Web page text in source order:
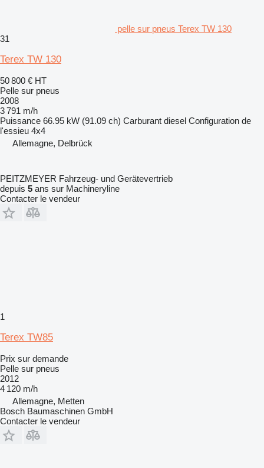
pelle sur pneus Terex TW 130
31
Terex TW 130
50 800 € HT
Pelle sur pneus
2008
3 791 m/h
Puissance 66.95 kW (91.09 ch) Carburant diesel Configuration de
l'essieu 4x4
Allemagne, Delbrück
PEITZMEYER Fahrzeug- und Gerätevertrieb
depuis 5 ans sur Machineryline
Contacter le vendeur
1
Terex TW85
Prix sur demande
Pelle sur pneus
2012
4 120 m/h
Allemagne, Metten
Bosch Baumaschinen GmbH
Contacter le vendeur